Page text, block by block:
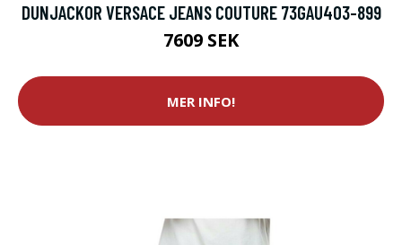
DUNJACKOR VERSACE JEANS COUTURE 73GAU403-899
7609 SEK
MER INFO!